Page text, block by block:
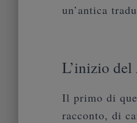
un’antica
L’inizio del
Il primo di
racconto, di